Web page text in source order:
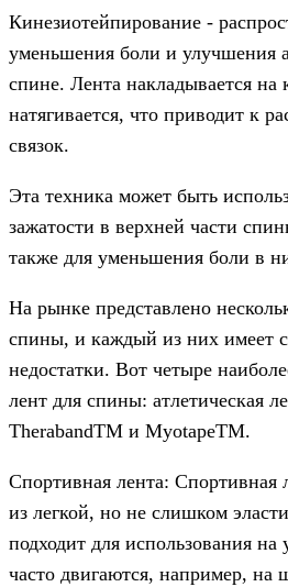
Кинезиотейпирование -
уменьшения боли и улучшения
спине. Лента накладывается на
натягивается, что приводит к
связок.
Эта техника может быть
зажатости в верхней части
также для уменьшения боли в
На рынке представлено
спины, и каждый из них имеет
недостатки. Вот четыре
лент для спины: атлетическая
TherabandTM и MyotapeTM.
Спортивная лента: Спортивная
из легкой, но не слишком
подходит для использования на
часто двигаются, например, на